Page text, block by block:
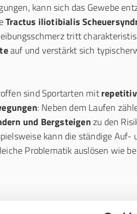
kann sich das Gewebe
Tractus iliotibialis
tritt
auf und verstärkt sich
sind Sportarten mit
: Neben dem Laufen
und Bergsteigenzu den
kann die ständige Auf-
Problematik auslösen wie